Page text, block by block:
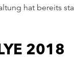
hat bereits
2018